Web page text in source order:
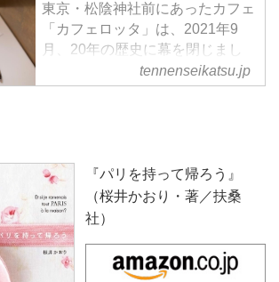
東京・松陰神社前にあったカフェ
「カフェロッタ」は、2021年9
月、20年の歴史に幕を閉じまし
た。「カフェロッタ」店主で、現
在は文筆家や講師として活躍中の
み”が見つかるでしょうか。
tennenseikatsu.jp
『パリを持って帰ろう』
（桜井かおり・著／扶桑
社）